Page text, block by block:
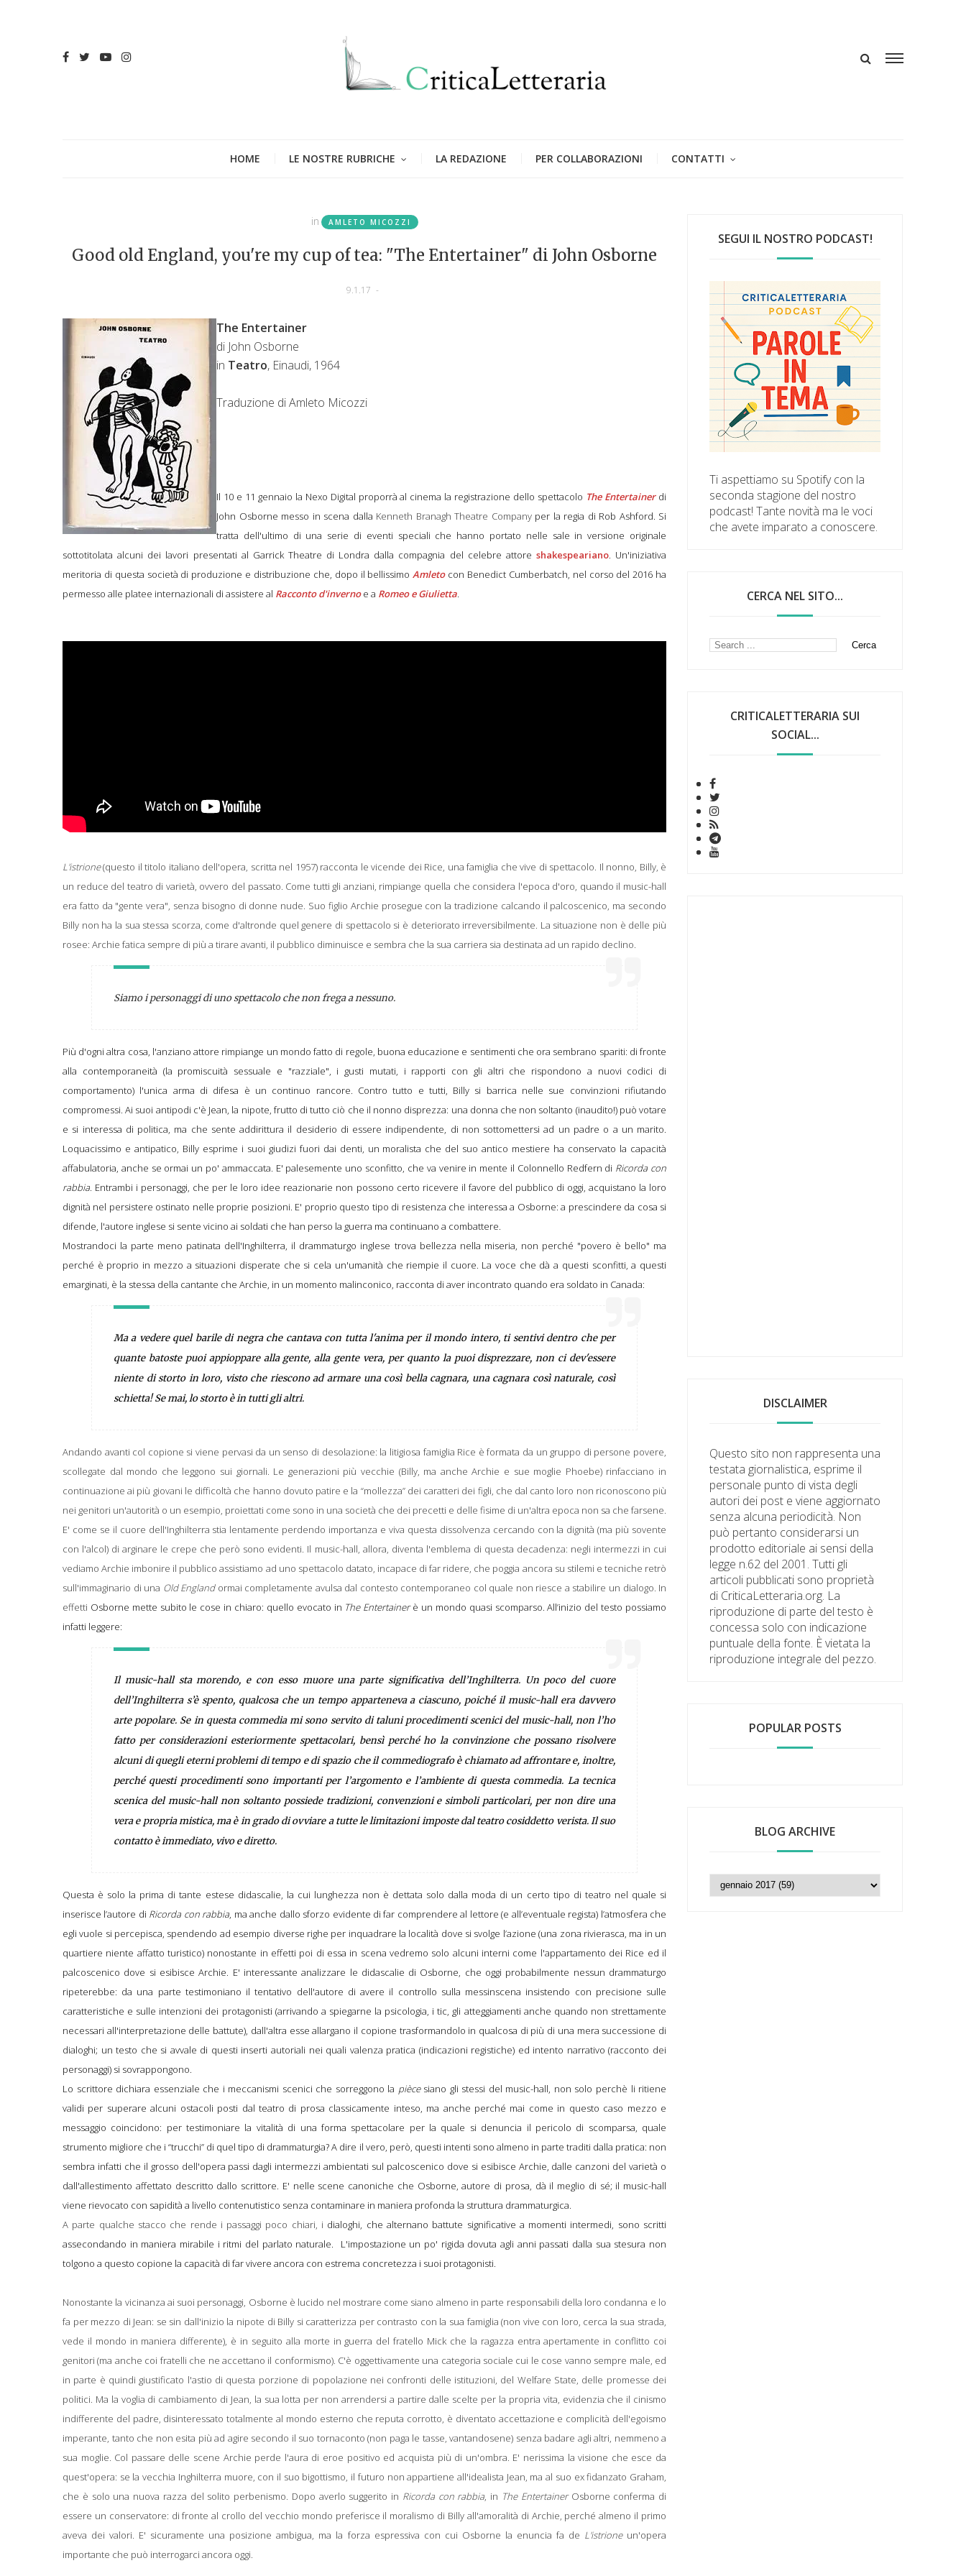
HOME LE NOSTRE RUBRICHE LA REDAZIONE PER COLLABORAZIONI CONTATTI
in AMLETO MICOZZI
Good old England, you're my cup of tea: "The Entertainer" di John Osborne
9.1.17 -
The Entertainer
di John Osborne
in Teatro, Einaudi, 1964
Traduzione di Amleto Micozzi
Il 10 e 11 gennaio la Nexo Digital proporrà al cinema la registrazione dello spettacolo The Entertainer di
John Osborne messo in scena dalla Kenneth Branagh Theatre Company per la regia di Rob Ashford. Si
tratta dell'ultimo di una serie di eventi speciali che hanno portato nelle sale in versione originale
sottotitolata alcuni dei lavori presentati al Garrick Theatre di Londra dalla compagnia del celebre attore shakespeariano. Un'iniziativa
meritoria di questa società di produzione e distribuzione che, dopo il bellissimoAmleto con Benedict Cumberbatch, nel corso del 2016 ha
permesso alle platee internazionali di assistere al Racconto d'inverno e a Romeo e Giulietta
L'istrione(questo il titolo italiano dell'opera, scritta nel 1957) racconta le vicende dei Rice, una famiglia che vive di spettacolo. Il nonno, Billy, è
un reduce del teatro di varietà, ovvero del passato. Come tutti gli anziani, rimpiange quella che considera l'epoca d'oro, quando il music-hall
era fatto da "gente vera", senza bisogno di donne nude. Suo figlio Archie prosegue con la tradizione calcando il palcoscenico, ma secondo
Billy non ha la sua stessa scorza, come d'altronde quel genere di spettacolo si è deteriorato irreversibilmente. La situazione non è delle più
rosee: Archie fatica sempre di più a tirare avanti, il pubblico diminuisce e sembra che la sua carriera sia destinata ad un rapido declino.
Siamo i personaggi di uno spettacolo che non frega a nessuno.
Più d'ogni altra cosa, l'anziano attore rimpiange un mondo fatto di regole, buona educazione e sentimenti che ora sembrano spariti: di fronte
alla contemporaneità (la promiscuità sessuale e "razziale", i gusti mutati, i rapporti con gli altri che rispondono a nuovi codici di
comportamento) l'unica arma di difesa è un continuo rancore. Contro tutto e tutti, Billy si barrica nelle sue convinzioni rifiutando
compromessi. Ai suoi antipodi c'è Jean, la nipote, frutto di tutto ciò che il nonno disprezza: una donna che non soltanto (inaudito!) può votare
e si interessa di politica, ma che sente addirittura il desiderio di essere indipendente, di non sottomettersi ad un padre o a un marito.
Loquacissimo e antipatico, Billy esprime i suoi giudizi fuori dai denti, un moralista che del suo antico mestiere ha conservato la capacità
affabulatoria, anche se ormai un po' ammaccata. E' palesemente uno sconfitto, che va venire in mente il Colonnello Redfern di Ricorda con
rabbia . Entrambi i personaggi, che per le loro idee reazionarie non possono certo ricevere il favore del pubblico di oggi, acquistano la loro
dignità nel persistere ostinato nelle proprie posizioni. E' proprio questo tipo di resistenza che interessa a Osborne: a prescindere da cosa si
difende, l'autore inglese si sente vicino ai soldati che han perso la guerra ma continuano a combattere.
Mostrandoci la parte meno patinata dell'Inghilterra, il drammaturgo inglese trova bellezza nella miseria, non perché "povero è bello" ma
perché è proprio in mezzo a situazioni disperate che si cela un'umanità che riempie il cuore. La voce che dà a questi sconfitti, a questi
emarginati, è la stessa della cantante che Archie, in un momento malinconico, racconta di aver incontrato quando era soldato in Canada:
Ma a vedere quel barile di negra che cantava con tutta l'anima per il mondo intero, ti sentivi dentro che per
quante batoste puoi appioppare alla gente, alla gente vera, per quanto la puoi disprezzare, non ci dev'essere
niente di storto in loro, visto che riescono ad armare una così bella cagnara, una cagnara così naturale, così
schietta! Se mai, lo storto è in tutti gli altri.
Andando avanti col copione si viene pervasi da un senso di desolazione: la litigiosa famiglia Rice è formata da un gruppo di persone povere,
scollegate dal mondo che leggono sui giornali. Le generazioni più vecchie (Billy, ma anche Archie e sue moglie Phoebe) rinfacciano in
continuazione ai più giovani le difficoltà che hanno dovuto patire e la “mollezza” dei caratteri dei figli, che dal canto loro non riconoscono più
nei genitori un'autorità o un esempio, proiettati come sono in una società che dei precetti e delle fisime di un'altra epoca non sa che farsene.
E' come se il cuore dell'Inghilterra stia lentamente perdendo importanza e viva questa dissolvenza cercando con la dignità (ma più sovente
con l'alcol) di arginare le crepe che però sono evidenti. Il music-hall, allora, diventa l'emblema di questa decadenza: negli intermezzi in cui
vediamo Archie imbonire il pubblico assistiamo ad uno spettacolo datato, incapace di far ridere, che poggia ancora su stilemi e tecniche retrò
sull'immaginario di una Old Englandormai completamente avulsa dal contesto contemporaneo col quale non riesce a stabilire un dialogo. In
effetti Osborne mette subito le cose in chiaro: quello evocato in The Entertainerè un mondo quasi scomparso. All’inizio del testo possiamo
infatti leggere:
Il music-hall sta morendo, e con esso muore una parte significativa dell’Inghilterra. Un poco del cuore
dell’Inghilterra s’è spento, qualcosa che un tempo apparteneva a ciascuno, poiché il music-hall era davvero
arte popolare. Se in questa commedia mi sono servito di taluni procedimenti scenici del music-hall, non l’ho
fatto per considerazioni esteriormente spettacolari, bensì perché ho la convinzione che possano risolvere
alcuni di quegli eterni problemi di tempo e di spazio che il commediografo è chiamato ad affrontare e, inoltre,
perché questi procedimenti sono importanti per l’argomento e l’ambiente di questa commedia. La tecnica
scenica del music-hall non soltanto possiede tradizioni, convenzioni e simboli particolari, per non dire una
vera e propria mistica, ma è in grado di ovviare a tutte le limitazioni imposte dal teatro cosiddetto verista. Il suo
contatto è immediato, vivo e diretto.
Questa è solo la prima di tante estese didascalie, la cui lunghezza non è dettata solo dalla moda di un certo tipo di teatro nel quale si
inserisce l’autore di Ricorda con rabbia , ma anche dallo sforzo evidente di far comprendere al lettore (e all’eventuale regista) l’atmosfera che
egli vuole si percepisca, spendendo ad esempio diverse righe per inquadrare la località dove si svolge l’azione (una zona rivierasca, ma in un
quartiere niente affatto turistico) nonostante in effetti poi di essa in scena vedremo solo alcuni interni come l'appartamento dei Rice ed il
palcoscenico dove si esibisce Archie. E' interessante analizzare le didascalie di Osborne, che oggi probabilmente nessun drammaturgo
ripeterebbe: da una parte testimoniano il tentativo dell'autore di avere il controllo sulla messinscena insistendo con precisione sulle
caratteristiche e sulle intenzioni dei protagonisti (arrivando a spiegarne la psicologia, i tic, gli atteggiamenti anche quando non strettamente
necessari all'interpretazione delle battute), dall'altra esse allargano il copione trasformandolo in qualcosa di più di una mera successione di
dialoghi; un testo che si avvale di questi inserti autoriali nei quali valenza pratica (indicazioni registiche) ed intento narrativo (racconto dei
personaggi) si sovrappongono.
Lo scrittore dichiara essenziale che i meccanismi scenici che sorreggono la piècesiano gli stessi del music-hall, non solo perchè li ritiene
validi per superare alcuni ostacoli posti dal teatro di prosa classicamente inteso, ma anche perché mai come in questo caso mezzo e
messaggio coincidono: per testimoniare la vitalità di una forma spettacolare per la quale si denuncia il pericolo di scomparsa, quale
strumento migliore che i “trucchi” di quel tipo di drammaturgia? A dire il vero, però, questi intenti sono almeno in parte traditi dalla pratica: non
sembra infatti che il grosso dell'opera passi dagli intermezzi ambientati sul palcoscenico dove si esibisce Archie, dalle canzoni del varietà o
dall'allestimento affettato descritto dallo scrittore. E' nelle scene canoniche che Osborne, autore di prosa, dà il meglio di sé; il music-hall
viene rievocato con sapidità a livello contenutistico senza contaminare in maniera profonda la struttura drammaturgica.
A parte qualche stacco che rende i passaggi poco chiari, i dialoghi, che alternano battute significative a momenti intermedi, sono scritti
assecondando in maniera mirabile i ritmi del parlato naturale. L'impostazione un po' rigida dovuta agli anni passati dalla sua stesura non
tolgono a questo copione la capacità di far vivere ancora con estrema concretezza i suoi protagonisti.
Nonostante la vicinanza ai suoi personaggi, Osborne è lucido nel mostrare come siano almeno in parte responsabili della loro condanna e lo
fa per mezzo di Jean: se sin dall'inizio la nipote di Billy si caratterizza per contrasto con la sua famiglia (non vive con loro, cerca la sua strada,
vede il mondo in maniera differente), è in seguito alla morte in guerra del fratello Mick che la ragazza entra apertamente in conflitto coi
genitori (ma anche coi fratelli che ne accettano il conformismo). C'è oggettivamente una categoria sociale cui le cose vanno sempre male, ed
in parte è quindi giustificato l'astio di questa porzione di popolazione nei confronti delle istituzioni, del Welfare State, delle promesse dei
politici. Ma la voglia di cambiamento di Jean, la sua lotta per non arrendersi a partire dalle scelte per la propria vita, evidenzia che il cinismo
indifferente del padre, disinteressato totalmente al mondo esterno che reputa corrotto, è diventato accettazione e complicità dell'egoismo
imperante, tanto che non esita più ad agire secondo il suo tornaconto (non paga le tasse, vantandosene) senza badare agli altri, nemmeno a
sua moglie. Col passare delle scene Archie perde l'aura di eroe positivo ed acquista più di un'ombra. E' nerissima la visione che esce da
quest'opera: se la vecchia Inghilterra muore, con il suo bigottismo, il futuro non appartiene all'idealista Jean, ma al suo ex fidanzato Graham,
che è solo una nuova razza del solito perbenismo. Dopo averlo suggerito in Ricorda con rabbia , in The Entertainer Osborne conferma di
essere un conservatore: di fronte al crollo del vecchio mondo preferisce il moralismo di Billy all'amoralità di Archie, perché almeno il primo
aveva dei valori. E' sicuramente una posizione ambigua, ma la forza espressiva con cui Osborne la enuncia fa de L'istrione un'opera
importante che può interrogarci ancora oggi.
SEGUI IL NOSTRO PODCAST!
Ti aspettiamo su Spotify con la
seconda stagione del nostro
podcast! Tante novità ma le voci
che avete imparato a conoscere.
CERCA NEL SITO...
CRITICALETTERARIA SUI
SOCIAL...
DISCLAIMER
Questo sito non rappresenta una
testata giornalistica, esprime il
personale punto di vista degli
autori dei post e viene aggiornato
senza alcuna periodicità. Non
può pertanto considerarsi un
prodotto editoriale ai sensi della
legge n.62 del 2001. Tutti gli
articoli pubblicati sono proprietà
di CriticaLetteraria.org. La
riproduzione di parte del testo è
concessa solo con indicazione
puntuale della fonte. È vietata la
riproduzione integrale del pezzo.
POPULAR POSTS
BLOG ARCHIVE